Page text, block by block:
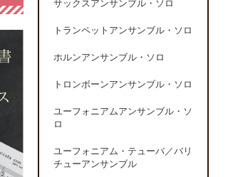
サックスアンサンブル・ソロ
トランペットアンサンブル・ソロ
ホルンアンサンブル・ソロ
トロンボーンアンサンブル・ソロ
ユーフォニアムアンサンブル・ソ
ロ
ユーフォニアム・テューバ／バリ
チューアンサンブル